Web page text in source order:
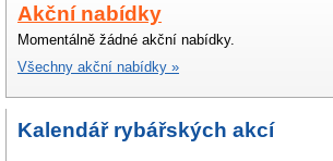
Akční nabídky
Momentálně žádné akční nabídky.
Všechny akční nabídky »
Kalendář rybářských akcí